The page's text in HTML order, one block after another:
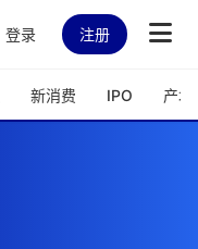
登录 注册
新消费 IPO 产城